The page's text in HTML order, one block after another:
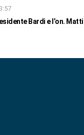
Bardi e l’on.